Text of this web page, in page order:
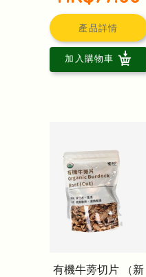
產品詳情
加入購物車
有機牛蒡切片 （新